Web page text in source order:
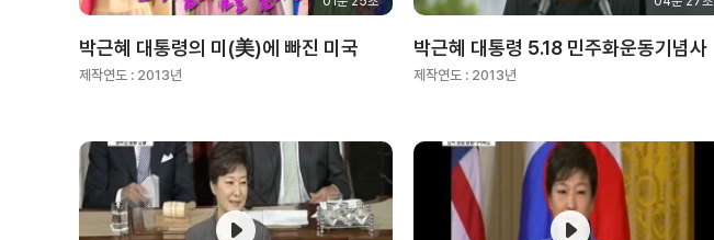
박근혜 대통령의 미(美)에 빠진 미국
제작연도 : 2013년
박근혜 대통령 5.18 민주화운동기념사
제작연도 : 2013년